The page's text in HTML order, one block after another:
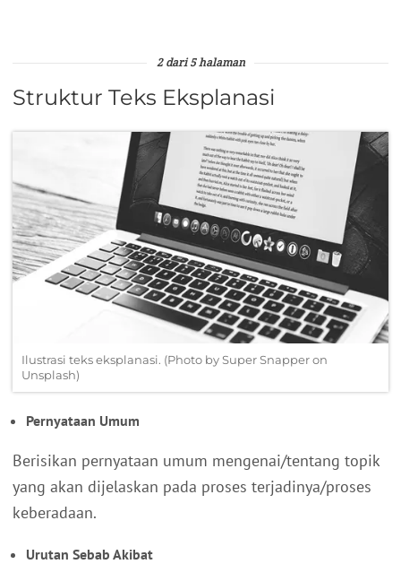
2 dari 5 halaman
Struktur Teks Eksplanasi
Ilustrasi teks eksplanasi. (Photo by Super Snapper on
Unsplash)
Pernyataan Umum
Berisikan pernyataan umum mengenai/tentang topik
yang akan dijelaskan pada proses terjadinya/proses
keberadaan.
Urutan Sebab Akibat